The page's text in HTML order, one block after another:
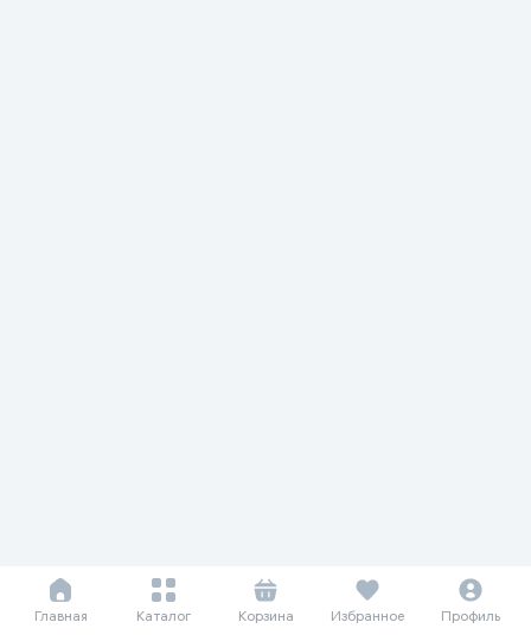
Главная Каталог Корзина Избранное Профиль